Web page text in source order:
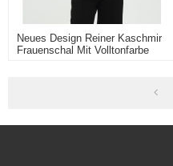
Neues Design Reiner Kaschmir
Frauenschal Mit Volltonfarbe